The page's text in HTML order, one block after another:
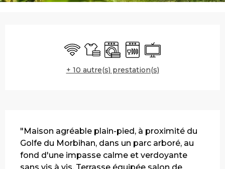
WiFi Draps et linge
Lave lingeLave vaisselle
Télévision
+ 10 autre(s) prestation(s)
"Maison agréable plain-pied, à proximité du
Golfe du Morbihan, dans un parc arboré, au
fond d'une impasse calme et verdoyante